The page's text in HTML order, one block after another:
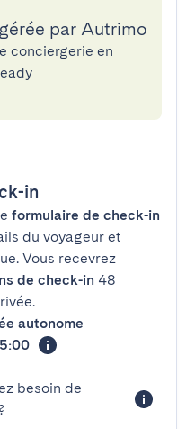
par Autrimo
conciergerie en
in
formulaire de check-in
du voyageur et
Vous recevrez
de check-in 48
autonome
besoin de